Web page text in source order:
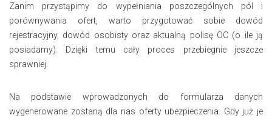
Zanim przystąpimy do wypełniania poszczególnych pól i
porównywania ofert, warto przygotować sobie dowód
rejestracyjny, dowód osobisty oraz aktualną polisę OC (o ile ją
posiadamy). Dzięki temu cały proces przebiegnie jeszcze
sprawniej.
Na podstawie wprowadzonych do formularza danych
wygenerowane zostaną dla nas oferty ubezpieczenia. Gdy już je